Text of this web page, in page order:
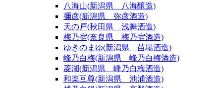
八海山(新潟県 八海醸造)
彌彦(新潟県 弥彦酒造)
天の戸(秋田県 浅舞酒造)
梅乃宿(奈良県 梅乃宿酒造)
ゆきのまゆ(新潟県 苗場酒造)
峰乃白梅(新潟県 峰乃白梅酒造)
菱湖(新潟県 峰乃白梅酒造)
和楽互尊(新潟県 池浦酒造)